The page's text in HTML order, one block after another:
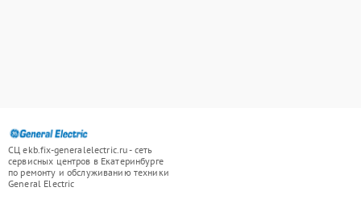
СЦ ekb.fix-generalelectric.ru - сеть
сервисных центров в Екатеринбурге
по ремонту и обслуживанию техники
General Electric